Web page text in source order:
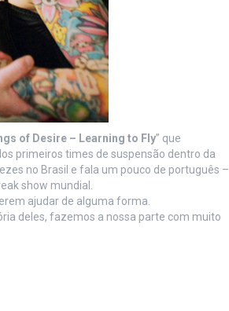
of Desire – Learning to Fly” que
primeiros times de suspensão dentro da
no Brasil e fala um pouco de português –
show mundial.
ajudar de alguma forma.
deles, fazemos a nossa parte com muito